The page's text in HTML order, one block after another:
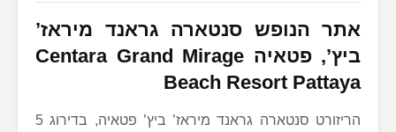
אתר הנופש סנטארה גראנד מיראז’
ביץ’, פטאיה Centara Grand Mirage
Beach Resort Pattaya
הריזורט סנטארה גראנד מיראז’ ביץ’ פטאיה, בדירוג 5